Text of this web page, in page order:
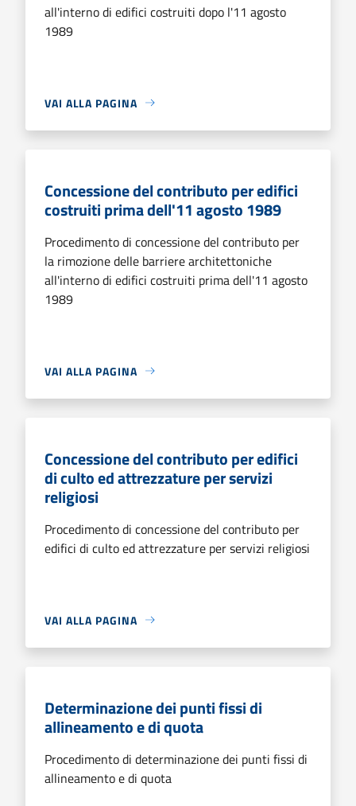
all'interno di edifici costruiti dopo l'11 agosto
1989
VAI ALLA PAGINA
Concessione del contributo per edifici
costruiti prima dell'11 agosto 1989
Procedimento di concessione del contributo per
la rimozione delle barriere architettoniche
all'interno di edifici costruiti prima dell'11 agosto
1989
VAI ALLA PAGINA
Concessione del contributo per edifici
di culto ed attrezzature per servizi
religiosi
Procedimento di concessione del contributo per
edifici di culto ed attrezzature per servizi religiosi
VAI ALLA PAGINA
Determinazione dei punti fissi di
allineamento e di quota
Procedimento di determinazione dei punti fissi di
allineamento e di quota